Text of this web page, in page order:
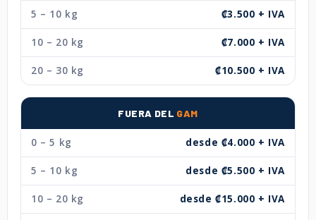
5 – 10 kg ₡3.500 + IVA
10 – 20 kg ₡7.000 + IVA
20 – 30 kg ₡10.500 + IVA
FUERA DEL GAM
0 – 5 kg desde ₡4.000 + IVA
5 – 10 kg desde ₡5.500 + IVA
10 – 20 kg desde ₡15.000 + IVA